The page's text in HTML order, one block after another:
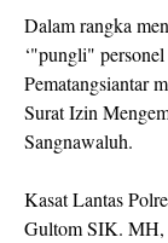
Dalam rangka
‘"pungli"
Pematangsiantar
Surat Izin
Sangnawaluh.
Kasat Lantas
Gultom SIK. MH,